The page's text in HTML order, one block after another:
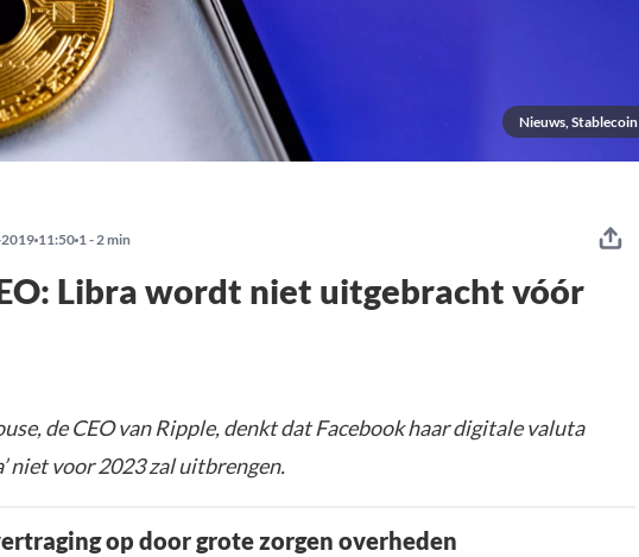
Nieuws, Stablecoin
11:50 1 - 2 min
Libra wordt niet uitgebracht vóór
de CEO van Ripple, denkt dat Facebook haar digitale valuta
niet voor 2023 zal uitbrengen.
op door grote zorgen overheden